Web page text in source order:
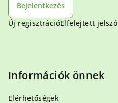
Bejelentkezés
Új regisztrációElfelejtett jelszó
Információk önnek
Elérhetőségek